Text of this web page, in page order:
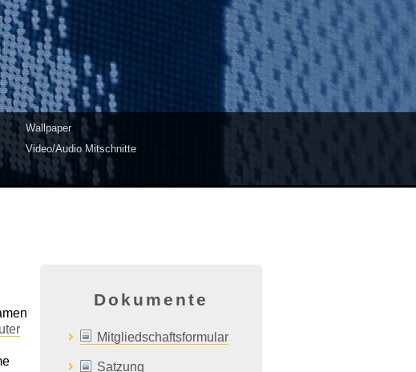
Wallpaper
Video/Audio Mitschnitte
Dokumente
Mitgliedschaftsformular
Satzung